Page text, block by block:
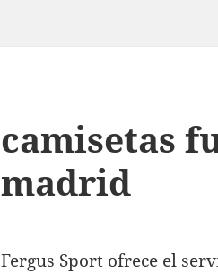
camisetas
madrid
Fergus Sport ofrece el